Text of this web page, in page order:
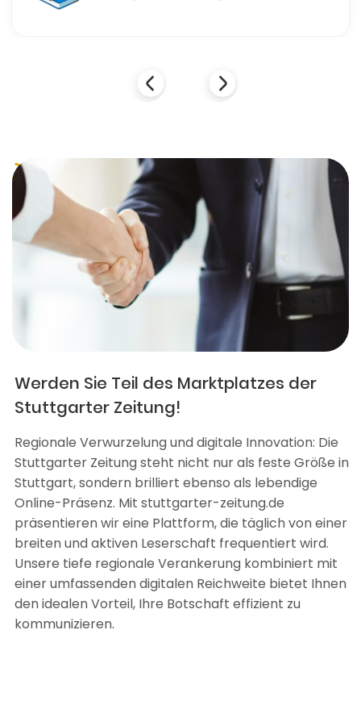
Werden Sie Teil des Marktplatzes der
Stuttgarter Zeitung!
Regionale Verwurzelung und digitale Innovation: Die
Stuttgarter Zeitung steht nicht nur als feste Größe in
Stuttgart, sondern brilliert ebenso als lebendige
Online-Präsenz. Mit stuttgarter-zeitung.de
präsentieren wir eine Plattform, die täglich von einer
breiten und aktiven Leserschaft frequentiert wird.
Unsere tiefe regionale Verankerung kombiniert mit
einer umfassenden digitalen Reichweite bietet Ihnen
den idealen Vorteil, Ihre Botschaft effizient zu
kommunizieren.